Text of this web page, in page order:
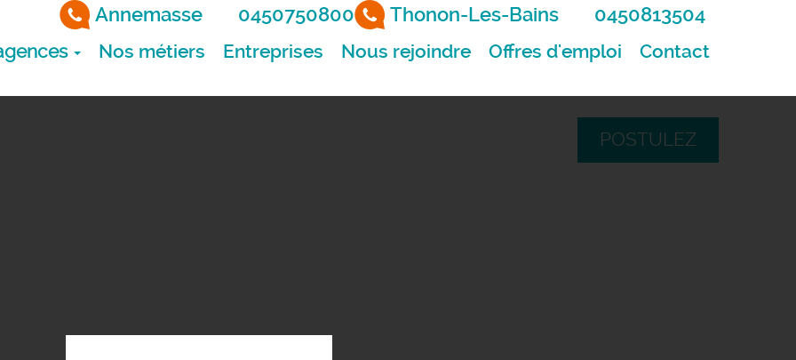
Annemasse 0450750800 Thonon-Les-Bains 0450813504
Nos métiers Entreprises Nous rejoindre Offres d'emploi Contact
POSTULEZ